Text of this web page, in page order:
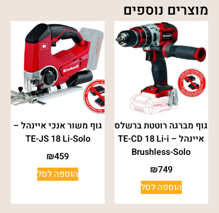
מוצרים נוספים
גוף מברגה רוטטת ברשלס
איינהל – TE-CD 18 Li-i
Brushless-Solo
₪749
הוספה לסל
גוף משור אנכי איינהל –
TE-JS 18 Li-Solo
₪459
הוספה לסל